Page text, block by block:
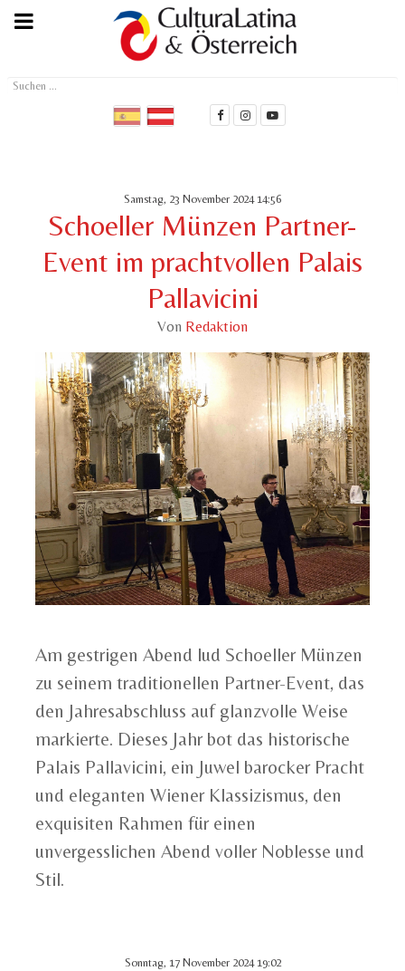
Suchen
Samstag, 23 November 2024 14:56
Schoeller Münzen Partner-
Event im prachtvollen Palais
Pallavicini
Von Redaktion
Am gestrigen Abend lud Schoeller Münzen
zu seinem traditionellen Partner-Event, das
den Jahresabschluss auf glanzvolle Weise
markierte. Dieses Jahr bot das historische
Palais Pallavicini, ein Juwel barocker Pracht
und eleganten Wiener Klassizismus, den
exquisiten Rahmen für einen
unvergesslichen Abend voller Noblesse und
Stil.
Sonntag, 17 November 2024 19:02